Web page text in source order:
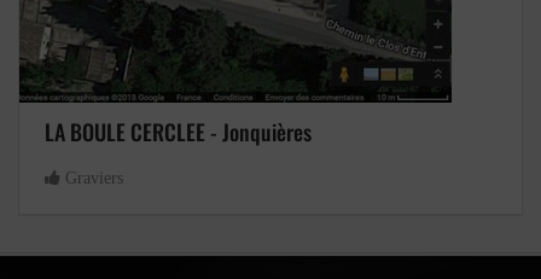
LA BOULE CERCLEE - Jonquières
Graviers